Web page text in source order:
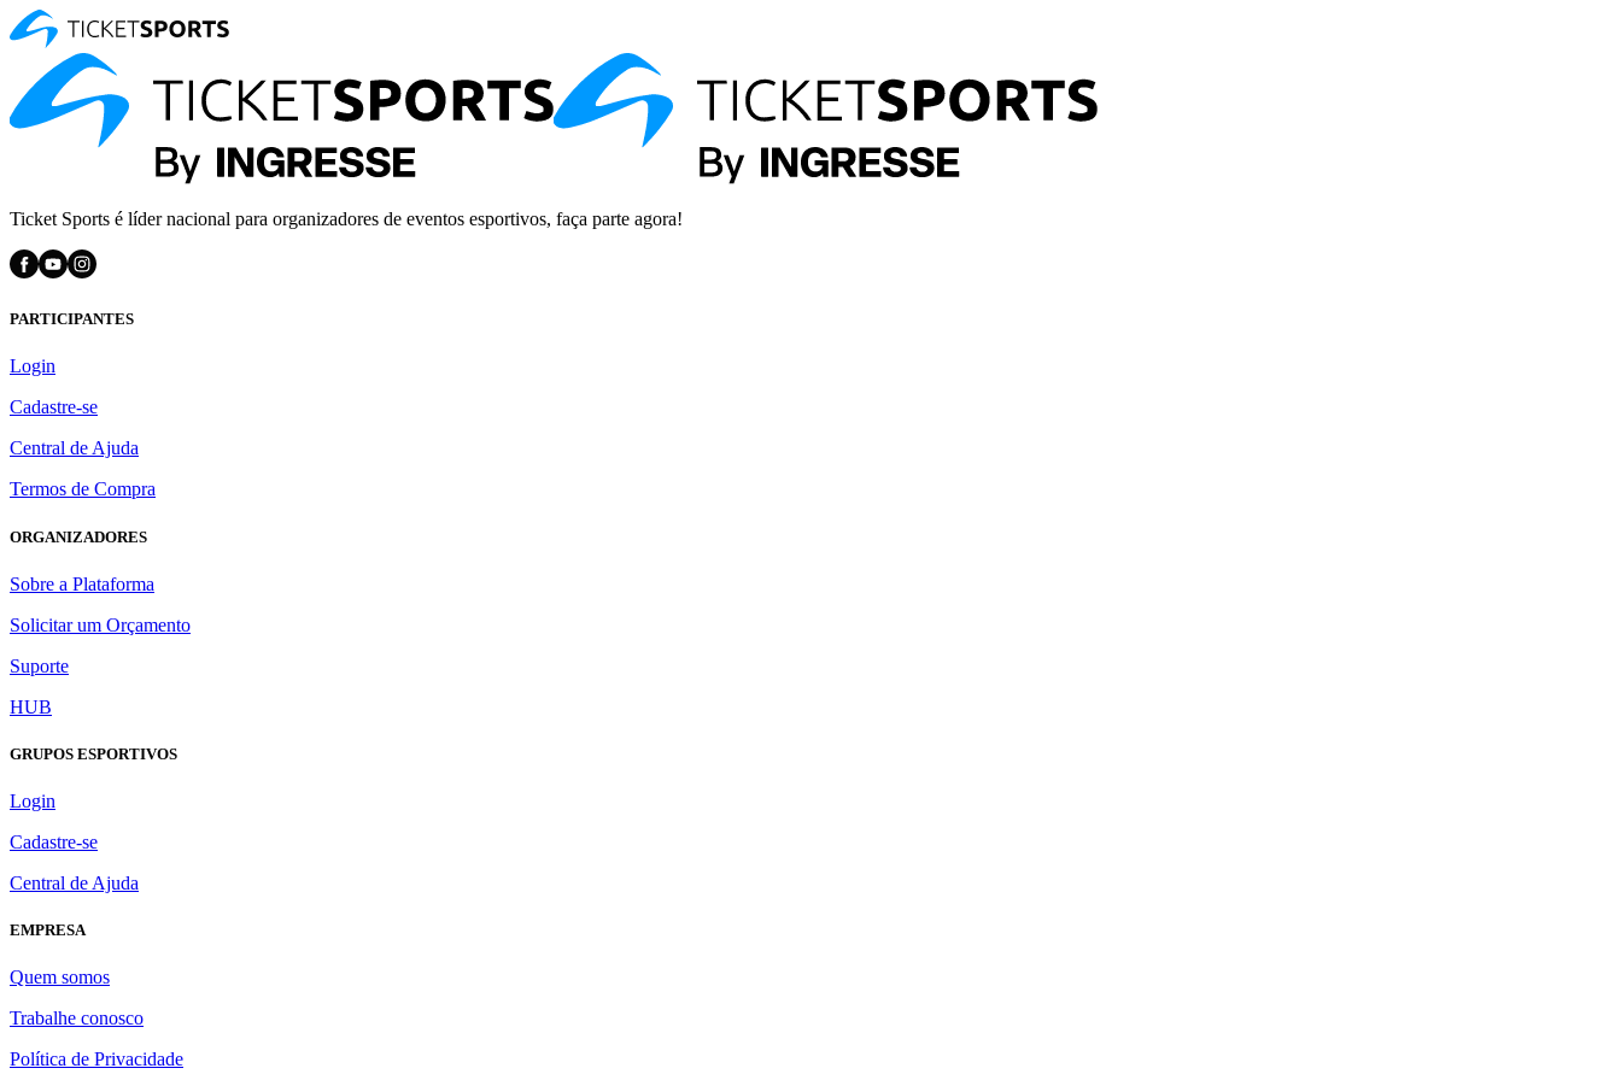
Ticket Sports é líder nacional para organizadores de eventos esportivos, faça parte agora!
PARTICIPANTES
Login
Cadastre-se
Central de Ajuda
Termos de Compra
ORGANIZADORES
Sobre a Plataforma
Solicitar um Orçamento
Suporte
HUB
GRUPOS ESPORTIVOS
Login
Cadastre-se
Central de Ajuda
EMPRESA
Quem somos
Trabalhe conosco
Política de Privacidade